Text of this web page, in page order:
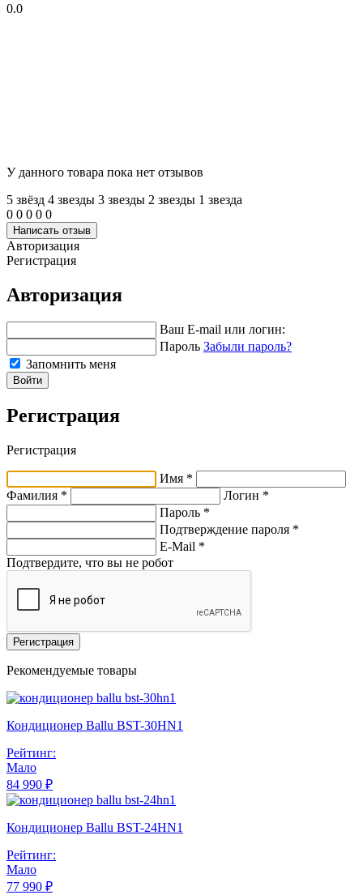
0.0
У данного товара пока нет отзывов
5 звёзд 4 звeзды 3 звeзды 2 звeзды 1 звeзда
0 0 0 0 0
Написать отзыв
Авторизация
Регистрация
Авторизация
Ваш E-mail или логин:
Пароль Забыли пароль?
Запомнить меня
Войти
Регистрация
Регистрация
Имя *
Фамилия *
Логин *
Пароль *
Подтверждение пароля *
E-Mail *
Подтвердите, что вы не робот
Регистрация
Рекомендуемые товары
Кондиционер Ballu BST-30HN1
Рейтинг:
Мало
84 990 ₽
Кондиционер Ballu BST-24HN1
Рейтинг:
Мало
77 990 ₽